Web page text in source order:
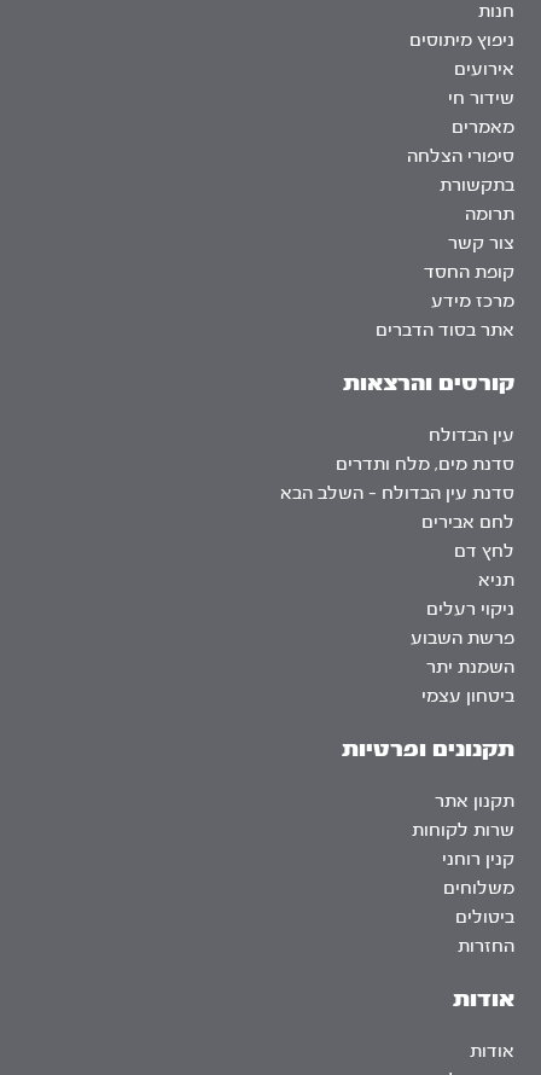
אודות
אודות
חנות
ניפוץ מיתוסים
אירועים
שידור חי
מאמרים
סיפורי הצלחה
בתקשורת
תרומה
צור קשר
קופת החסד
מרכז מידע
אתר בסוד הדברים
קורסים והרצאות
עין הבדולח
סדנת מים, מלח ותדרים
סדנת עין הבדולח – השלב הבא
לחם אבירים
לחץ דם
תניא
ניקוי רעלים
פרשת השבוע
השמנת יתר
ביטחון עצמי
תקנונים ופרטיות
תקנון אתר
שרות לקוחות
קנין רוחני
משלוחים
ביטולים
החזרות